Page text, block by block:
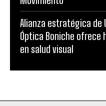
Alianza estratégica de
Óptica Boniche ofrece
en salud visual